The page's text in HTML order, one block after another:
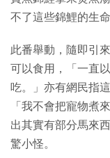
不了這些錦鯉的生
此番舉動，隨即引
可以食用，「一直
吃。」亦有網民指
「我不會把寵物煮
出其實有部分馬來
驚小怪。